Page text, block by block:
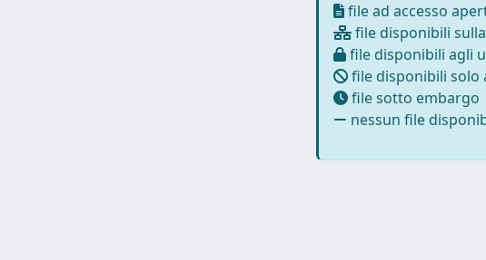
file ad accesso
file disponibili
file disponibili agli
file disponibili
file sotto embargo
nessun file